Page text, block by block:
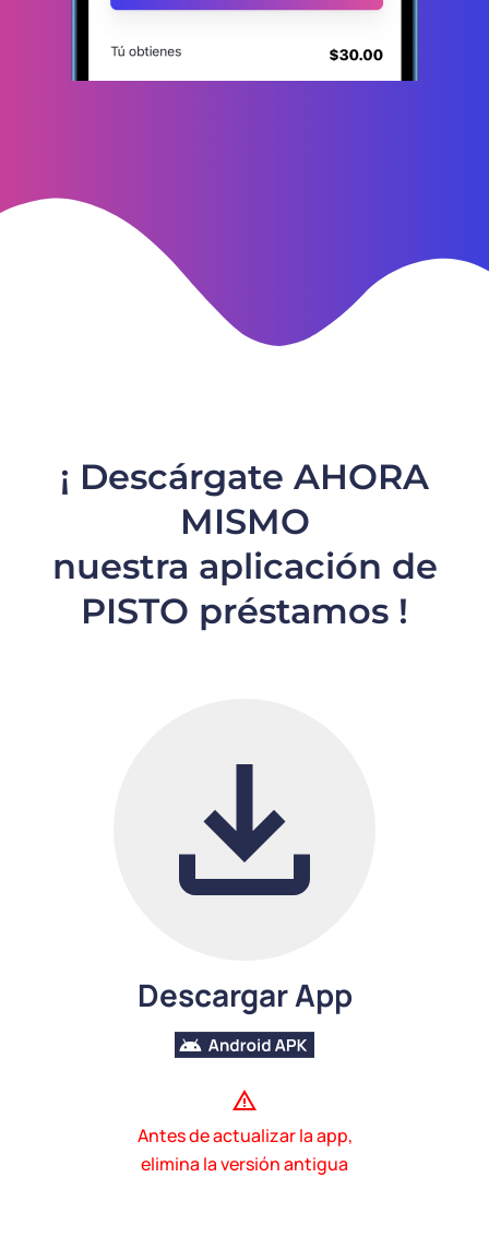
¡ Descárgate AHORA
MISMO
nuestra aplicación de
PISTO préstamos !
Descargar App
Antes de actualizar la app,
elimina la versión antigua